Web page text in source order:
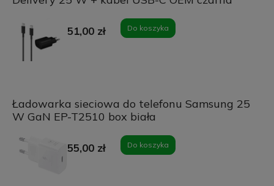
51,00 zł Do koszyka
Ładowarka sieciowa do telefonu Samsung 25
W GaN EP-T2510 box biała
55,00 zł Do koszyka